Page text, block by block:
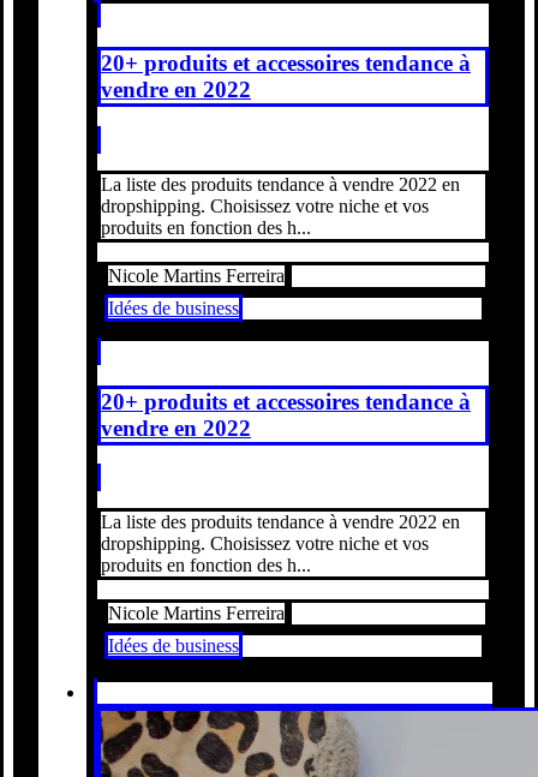
20+ produits et accessoires tendance à
vendre en 2022
La liste des produits tendance à vendre 2022 en
dropshipping. Choisissez votre niche et vos
produits en fonction des h...
Nicole Martins Ferreira
Idées de business
20+ produits et accessoires tendance à
vendre en 2022
La liste des produits tendance à vendre 2022 en
dropshipping. Choisissez votre niche et vos
produits en fonction des h...
Nicole Martins Ferreira
Idées de business